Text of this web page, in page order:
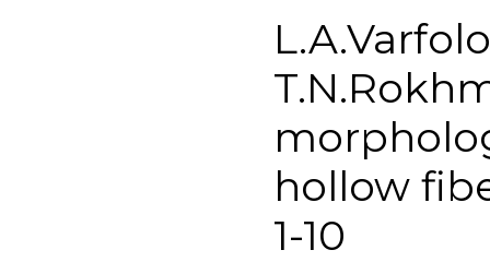
hollow
1-10